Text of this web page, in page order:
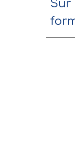
Sur